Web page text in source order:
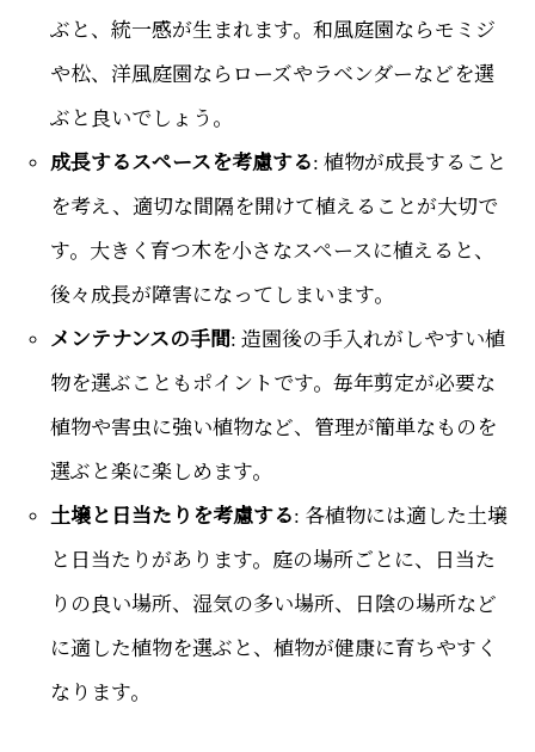
ぶと、統一感が生まれます。和風庭園ならモミジ
や松、洋風庭園ならローズやラベンダーなどを選
ぶと良いでしょう。
成長するスペースを考慮する: 植物が成長すること
を考え、適切な間隔を開けて植えることが大切で
す。大きく育つ木を小さなスペースに植えると、
後々成長が障害になってしまいます。
メンテナンスの手間: 造園後の手入れがしやすい植
物を選ぶこともポイントです。毎年剪定が必要な
植物や害虫に強い植物など、管理が簡単なものを
選ぶと楽に楽しめます。
土壌と日当たりを考慮する: 各植物には適した土壌
と日当たりがあります。庭の場所ごとに、日当た
りの良い場所、湿気の多い場所、日陰の場所など
に適した植物を選ぶと、植物が健康に育ちやすく
なります。